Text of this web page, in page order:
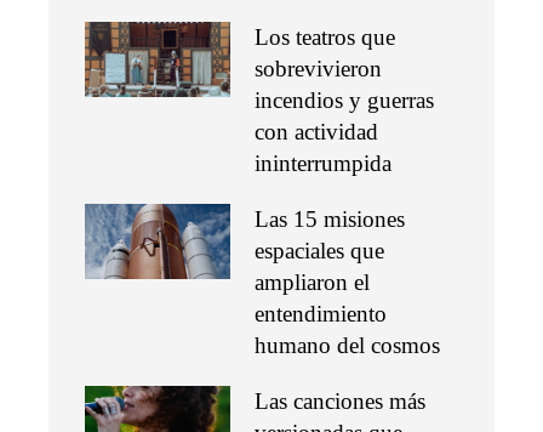
Los teatros que
sobrevivieron
incendios y guerras
con actividad
ininterrumpida
Las 15 misiones
espaciales que
ampliaron el
entendimiento
humano del cosmos
Las canciones más